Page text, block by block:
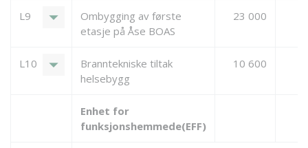
L9 arrow_drop_down
Ombygging av første
etasje på Åse BOAS
23 000
L10 arrow_drop_down
Branntekniske tiltak
helsebygg
10 600
Enhet for
funksjonshemmede(EFF)